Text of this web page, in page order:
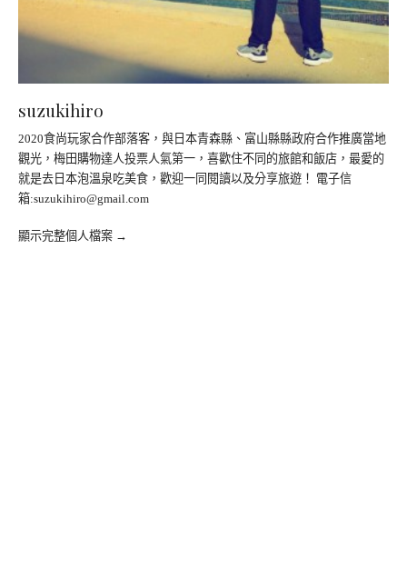
suzukihiro
2020食尚玩家合作部落客，與日本青森縣、富山縣縣政府合作推廣當地
觀光，梅田購物達人投票人氣第一，喜歡住不同的旅館和飯店，最愛的
就是去日本泡溫泉吃美食，歡迎一同閱讀以及分享旅遊！ 電子信
箱:suzukihiro@gmail.com
顯示完整個人檔案 →